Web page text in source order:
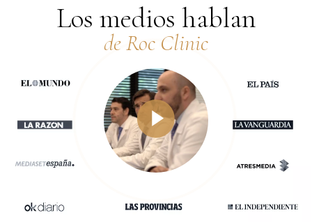
Los medios hablan
de Roc Clinic